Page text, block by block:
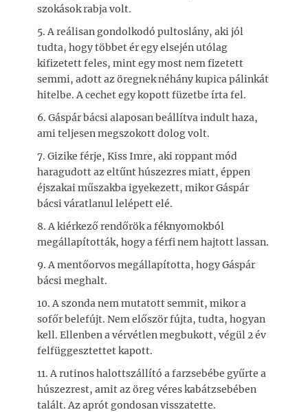
szokások rabja volt.
5. A reálisan gondolkodó pultoslány, aki jól
tudta, hogy többet ér egy elsején utólag
kifizetett feles, mint egy most nem fizetett
semmi, adott az öregnek néhány kupica pálinkát
hitelbe. A cechet egy kopott füzetbe írta fel.
6. Gáspár bácsi alaposan beállítva indult haza,
ami teljesen megszokott dolog volt.
7. Gizike férje, Kiss Imre, aki roppant mód
haragudott az eltűnt húszezres miatt, éppen
éjszakai műszakba igyekezett, mikor Gáspár
bácsi váratlanul lelépett elé.
8. A kiérkező rendőrök a féknyomokból
megállapították, hogy a férfi nem hajtott lassan.
9. A mentőorvos megállapította, hogy Gáspár
bácsi meghalt.
10. A szonda nem mutatott semmit, mikor a
sofőr belefújt. Nem először fújta, tudta, hogyan
kell. Ellenben a vérvétlen megbukott, végül 2 év
felfüggesztettet kapott.
11. A rutinos halottszállító a farzsebébe gyűrte a
húszezrest, amit az öreg véres kabátzsebében
talált. Az aprót gondosan visszatette.